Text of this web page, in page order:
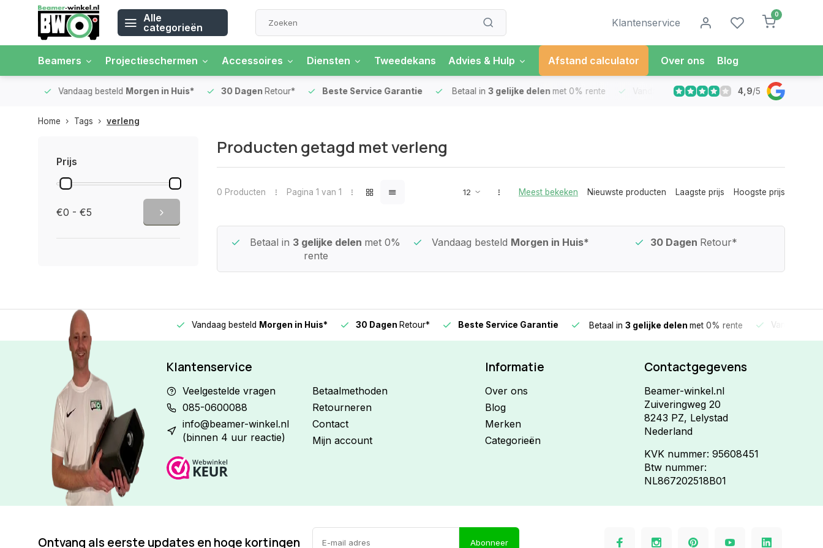
Alle
categorieën
Klantenservice
0
Beamers Projectieschermen Accessoires Diensten Tweedekans Advies & Hulp Afstand calculator Over ons Blog
Vandaag besteldMorgen in Huis* 30 DagenRetour* Beste Service Garantie Betaal in3 gelijke delenmet 0% rente Vandaag besteldMorgen in Huis*
4,9/5
Home Tags verleng
Prijs
€0 - €5
Producten getagd met verleng
0 Producten Pagina 1 van 1 Meest bekeken Nieuwste producten Laagste prijs Hoogste prijs
Beste Service Garantie Betaal in 3 gelijke delen met 0%
rente
Vandaag besteld Morgen in Huis* 30 Dagen Retour*
3 gelijke delen Vandaag besteld Morgen in Huis* 30 DagenRetour* Beste Service Garantie Betaal in 3 gelijke delenmet 0% rente Vandaag
Klantenservice
Veelgestelde vragen
085-0600088
info@beamer-winkel.nl
(binnen 4 uur reactie)
Betaalmethoden
Retourneren
Contact
Mijn account
Informatie
Over ons
Blog
Merken
Categorieën
Contactgegevens
Beamer-winkel.nl
Zuiveringweg 20
8243 PZ, Lelystad
Nederland
KVK nummer: 95608451
Btw nummer:
NL867202518B01
Ontvang als eerste updates en hoge kortingen Abonneer